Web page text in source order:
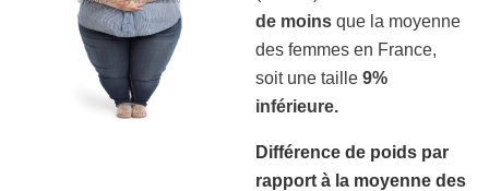
de moins que la moyenne
des femmes en France,
soit une taille 9%
inférieure.
Différence de poids par
rapport à la moyenne des